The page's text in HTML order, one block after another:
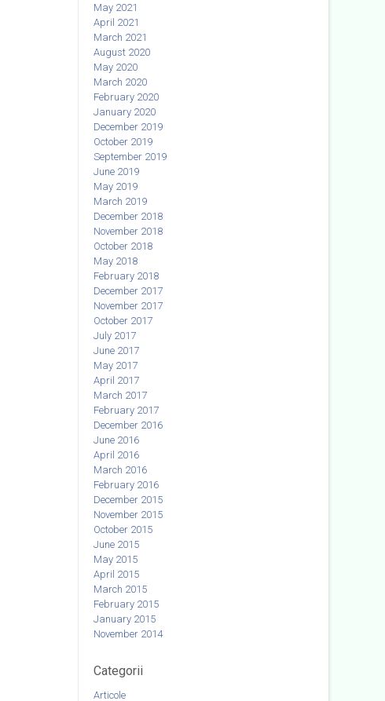
May 2021
April 2021
March 2021
August 2020
May 2020
March 2020
February 2020
January 2020
December 2019
October 2019
September 2019
June 2019
May 2019
March 2019
December 2018
November 2018
October 2018
May 2018
February 2018
December 2017
November 2017
October 2017
July 2017
June 2017
May 2017
April 2017
March 2017
February 2017
December 2016
June 2016
April 2016
March 2016
February 2016
December 2015
November 2015
October 2015
June 2015
May 2015
April 2015
March 2015
February 2015
January 2015
November 2014
Categorii
Articole